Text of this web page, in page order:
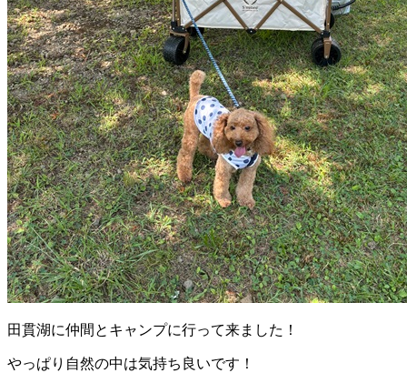
田貫湖に仲間とキャンプに行って来ました！
やっぱり自然の中は気持ち良いです！